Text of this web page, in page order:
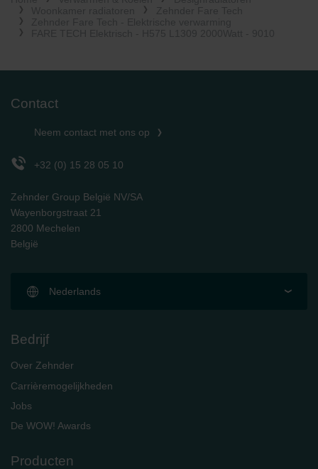
osobních údajů
Zehnder Group France: Protection des données
Zehnder Group Ibérica SAU: Política de privacidad
Zehnder Group İç Mekan İklimlendirme Sanayi ve Ticaret
Zehnder Group Nederland bv: Privacyverklaringen
Zehnder Group Schweiz AG: Datenschutz
danych Zehnder
Contact
Neem contact met ons op
+32 (0) 15 28 05 10
Zehnder Group België NV/SA
Wayenborgstraat 21
2800 Mechelen
België
Nederlands
Bedrijf
Over Zehnder
Carrièremogelijkheden
Jobs
De WOW! Awards
Producten